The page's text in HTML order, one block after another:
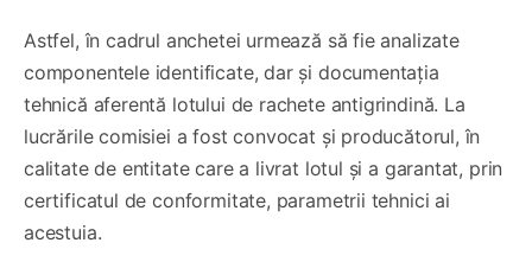
Astfel, în cadrul anchetei urmează să fie analizate
componentele identificate, dar și documentația
tehnică aferentă lotului de rachete antigrindină. La
lucrările comisiei a fost convocat și producătorul, în
calitate de entitate care a livrat lotul și a garantat, prin
certificatul de conformitate, parametrii tehnici ai
acestuia.